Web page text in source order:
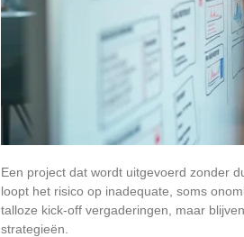
Een project dat wordt uitgevoerd zonder
loopt het risico op inadequate, soms
talloze kick-off vergaderingen, maar
strategieën.